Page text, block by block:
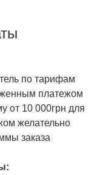
по тарифам
платежом
от 10 000грн для
желательно
заказа